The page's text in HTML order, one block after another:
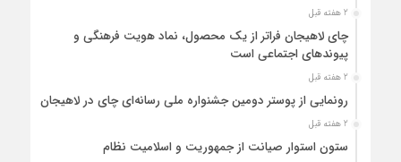
2 هفته قبل
چای لاهیجان فراتر از یک محصول، نماد هویت فرهنگی و
پیوندهای اجتماعی است
2 هفته قبل
رونمایی از پوستر دومین جشنواره ملی رسانه‌ای چای در لاهیجان
2 هفته قبل
ستون استوار صیانت از جمهوریت و اسلامیت نظام